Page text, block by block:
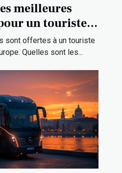
meilleures
un touriste
sont offertes à un touriste
Quelles sont les...